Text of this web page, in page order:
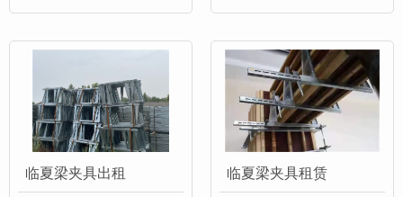
临夏梁夹具出租 临夏梁夹具租赁